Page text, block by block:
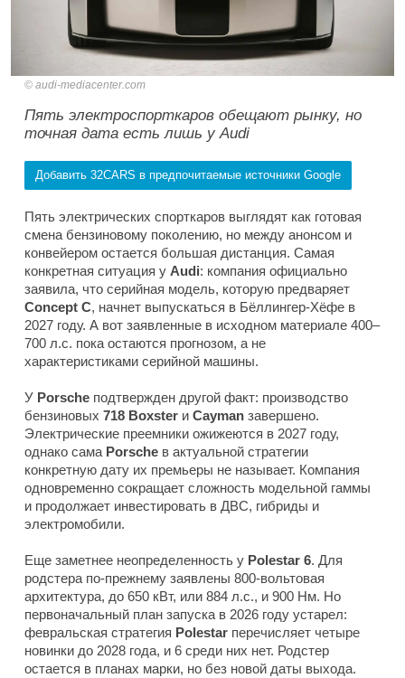
audi-mediacenter.com
Пять электроспорткаров обещают рынку, но
точная дата есть лишь у Audi
Добавить 32CARS в предпочитаемые источники Google
Пять электрических спорткаров выглядят как готовая
смена бензиновому поколению, но между анонсом и
конвейером остается большая дистанция. Самая
конкретная ситуация у Audi: компания официально
заявила, что серийная модель, которую предваряет
Concept C, начнет выпускаться в Бёллингер-Хёфе в
2027 году. А вот заявленные в исходном материале 400–
700 л.с. пока остаются прогнозом, а не
характеристиками серийной машины.
У Porsche подтвержден другой факт: производство
бензиновых 718 Boxster и Cayman завершено.
Электрические преемники ожижеются в 2027 году,
однако сама Porsche в актуальной стратегии
конкретную дату их премьеры не называет. Компания
одновременно сокращает сложность модельной гаммы
и продолжает инвестировать в ДВС, гибриды и
электромобили.
Еще заметнее неопределенность у Polestar 6. Для
родстера по-прежнему заявлены 800-вольтовая
архитектура, до 650 кВт, или 884 л.с., и 900 Нм. Но
первоначальный план запуска в 2026 году устарел:
февральская стратегия Polestar перечисляет четыре
новинки до 2028 года, и 6 среди них нет. Родстер
остается в планах марки, но без новой даты выхода.